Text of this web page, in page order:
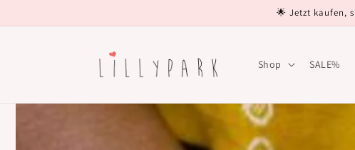
Inhalt
🌟 Jetzt kaufen,
Shop SALE%